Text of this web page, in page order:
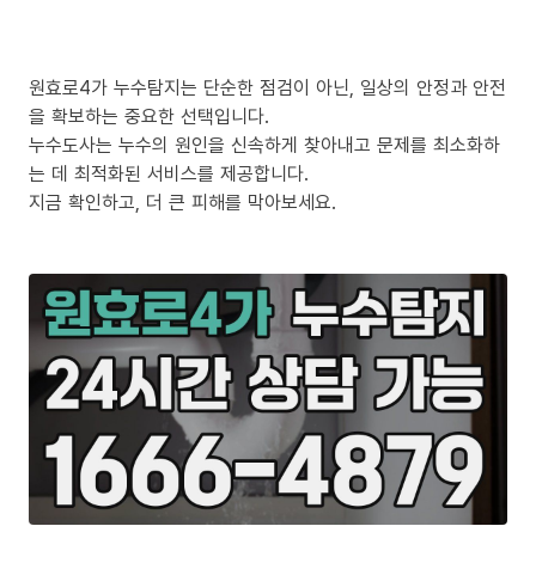
원효로4가 누수탐지는 단순한 점검이 아닌, 일상의 안정과 안전
을 확보하는 중요한 선택입니다.
누수도사는 누수의 원인을 신속하게 찾아내고 문제를 최소화하
는 데 최적화된 서비스를 제공합니다.
지금 확인하고, 더 큰 피해를 막아보세요.